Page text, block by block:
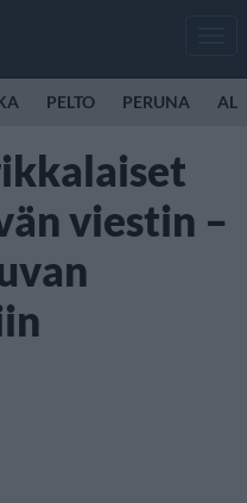
PELTO PERUNA
viestin –